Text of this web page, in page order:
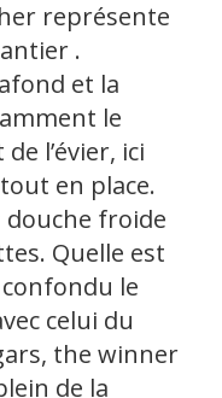
représente
.
et la
le
l’évier, ici
en place.
douche froide
Quelle est
confondu le
celui du
the winner
de la